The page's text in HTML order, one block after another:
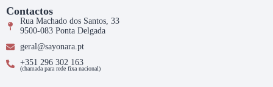
Contactos
Rua Machado dos Santos, 33
9500-083 Ponta Delgada
geral@sayonara.pt
+351 296 302 163
(chamada para rede fixa nacional)